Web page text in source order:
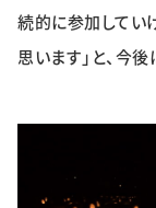
続的に参加してい
思います」と、今